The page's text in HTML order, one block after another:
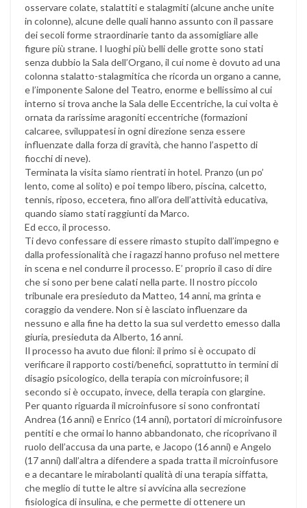
osservare colate, stalattiti e stalagmiti (alcune anche unite
in colonne), alcune delle quali hanno assunto con il passare
dei secoli forme straordinarie tanto da assomigliare alle
figure più strane. I luoghi più belli delle grotte sono stati
senza dubbio la Sala dell’Organo, il cui nome è dovuto ad una
colonna stalatto-stalagmitica che ricorda un organo a canne,
e l’imponente Salone del Teatro, enorme e bellissimo al cui
interno si trova anche la Sala delle Eccentriche, la cui volta è
ornata da rarissime aragoniti eccentriche (formazioni
calcaree, sviluppatesi in ogni direzione senza essere
influenzate dalla forza di gravità, che hanno l’aspetto di
fiocchi di neve).
Terminata la visita siamo rientrati in hotel. Pranzo (un po’
lento, come al solito) e poi tempo libero, piscina, calcetto,
tennis, riposo, eccetera, fino all’ora dell’attività educativa,
quando siamo stati raggiunti da Marco.
Ed ecco, il processo.
Ti devo confessare di essere rimasto stupito dall’impegno e
dalla professionalità che i ragazzi hanno profuso nel mettere
in scena e nel condurre il processo. E’ proprio il caso di dire
che si sono per bene calati nella parte. Il nostro piccolo
tribunale era presieduto da Matteo, 14 anni, ma grinta e
coraggio da vendere. Non si è lasciato influenzare da
nessuno e alla fine ha detto la sua sul verdetto emesso dalla
giuria, presieduta da Alberto, 16 anni.
Il processo ha avuto due filoni: il primo si è occupato di
verificare il rapporto costi/benefici, soprattutto in termini di
disagio psicologico, della terapia con microinfusore; il
secondo si è occupato, invece, della terapia con glargine.
Per quanto riguarda il microinfusore si sono confrontati
Andrea (16 anni) e Enrico (14 anni), portatori di microinfusore
pentiti e che ormai lo hanno abbandonato, che ricoprivano il
ruolo dell’accusa da una parte, e Jacopo (16 anni) e Angelo
(17 anni) dall’altra a difendere a spada tratta il microinfusore
e a decantare le mirabolanti qualità di una terapia siffatta,
che meglio di tutte le altre si avvicina alla secrezione
fisiologica di insulina, e che permette di ottenere un